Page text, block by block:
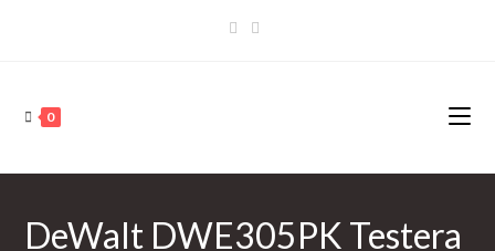
0
DeWalt DWE305PK Testera